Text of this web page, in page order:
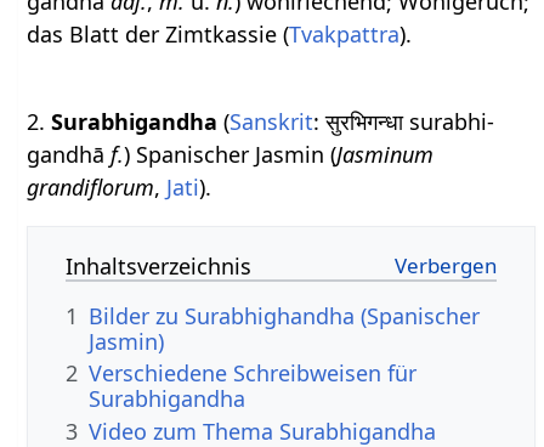
das Blatt der Zimtkassie (Tvakpattra).
2.Surabhigandha (Sanskrit: सुरभिगन्धा surabhi-
gandhāf.) Spanischer Jasmin (Jasminum
grandiflorum, Jati).
Inhaltsverzeichnis
1 Bilder zu Surabhighandha (Spanischer
Jasmin)
2 Verschiedene Schreibweisen für
Surabhigandha
3 Video zum Thema Surabhigandha